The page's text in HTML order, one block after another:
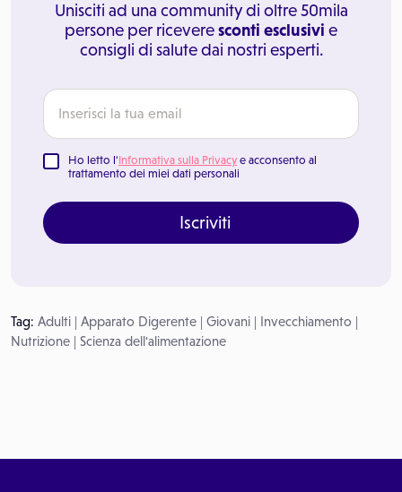
Unisciti ad una community di oltre 50mila
persone per riceveresconti esclusivi e
consigli di salute dai nostri esperti.
Ho letto l'Informativa sulla Privacy e acconsento al
trattamento dei miei dati personali
Iscriviti
Tag: Adulti | Apparato Digerente | Giovani | Invecchiamento |
Nutrizione | Scienza dell'alimentazione